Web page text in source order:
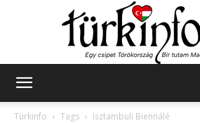
Türkinfo
Tags Isztambuli Biennálé